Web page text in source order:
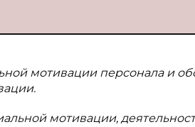
мотивации персонала и
мотивации,